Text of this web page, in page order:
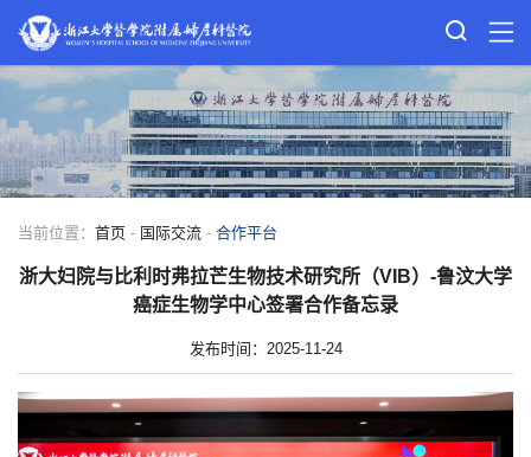
当前位置： 首页 - 国际交流 - 合作平台
浙大妇院与比利时弗拉芒生物技术研究所（VIB）-鲁汶大学
癌症生物学中心签署合作备忘录
发布时间：2025-11-24